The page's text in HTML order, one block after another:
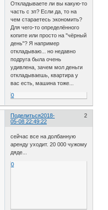
Откладываете ли вы какую-то
часть с зп? Если да, то на
чем стараетесь экономить?
Для чего-то определённого
копите или просто на "чёрный
день"? Я например
откладываю... но недавно
подруга была очень
удивлена, зачем мол деньги
откладываешь, квартира у
вас есть, машина тоже...
0
Поделиться 2
2018-
05-08 22:49:22
сейчас все на долбанную
аренду уходит. 20 000 чужому
дяде...
0